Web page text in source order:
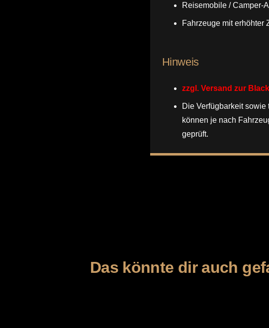
Reisemobile / Camper-
Fahrzeuge mit erhöhter
Hinweis
zzgl. Versand zur
Die Verfügbarkeit
können je nach
geprüft.
Das könnte dir auch